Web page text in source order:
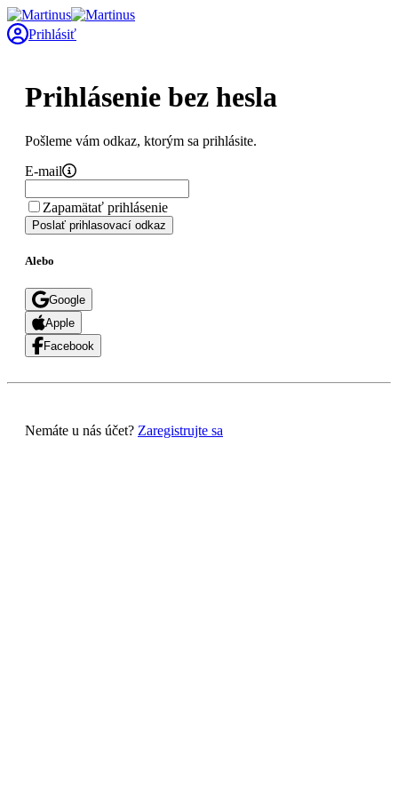
Prihlásiť
Prihlásenie bez hesla
Pošleme vám odkaz, ktorým sa prihlásite.
E-mail
Zapamätať prihlásenie
Poslať prihlasovací odkaz
Alebo
Google
Apple
Facebook
Nemáte u nás účet? Zaregistrujte sa